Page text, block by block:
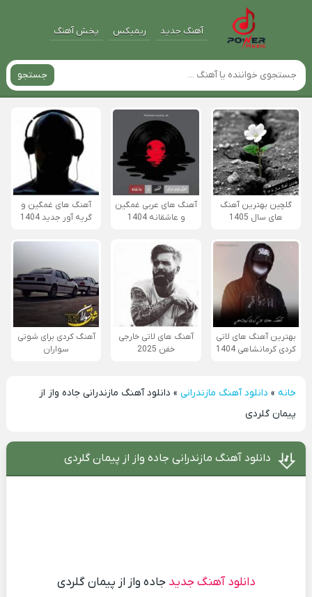
آهنگ جدید ریمیکس پخش آهنگ
جستجو
گلچین بهترین آهنگ
های سال 1405
آهنگ های عربی غمگین
و عاشقانه 1404
آهنگ های غمگین و
گریه آور جدید 1404
بهترین آهنگ های لاتی
کردی کرمانشاهی 1404
آهنگ های لاتی خارجی
خفن 2025
آهنگ کردی برای شوتی
سواران
خانه» دانلود آهنگ مازندرانی» دانلود آهنگ مازندرانی جاده واز از
پیمان گلردی
دانلود آهنگ مازندرانی جاده واز از پیمان گلردی
دانلود آهنگ جدید جاده واز از پیمان گلردی